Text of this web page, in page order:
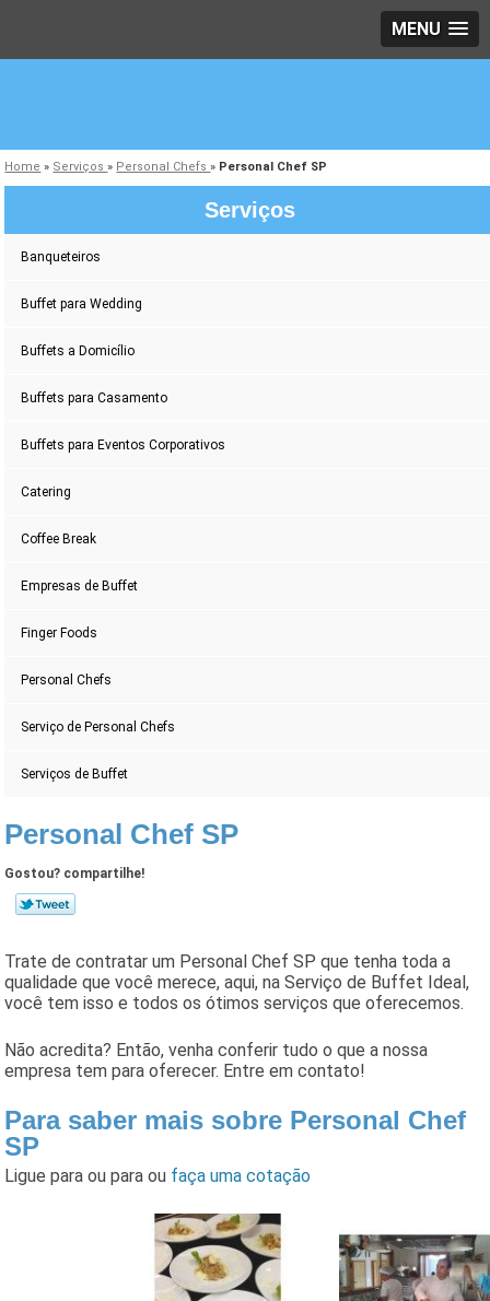
MENU
Home » Serviços» Personal Chefs» Personal Chef SP
Serviços
Banqueteiros
Buffet para Wedding
Buffets a Domicílio
Buffets para Casamento
Buffets para Eventos Corporativos
Catering
Coffee Break
Empresas de Buffet
Finger Foods
Personal Chefs
Serviço de Personal Chefs
Serviços de Buffet
Personal Chef SP
Gostou? compartilhe!
Trate de contratar um Personal Chef SP que tenha toda a
qualidade que você merece, aqui, na Serviço de Buffet Ideal,
você tem isso e todos os ótimos serviços que oferecemos.
Não acredita? Então, venha conferir tudo o que a nossa
empresa tem para oferecer. Entre em contato!
Para saber mais sobre Personal Chef
SP
Ligue paraou paraou faça uma cotação